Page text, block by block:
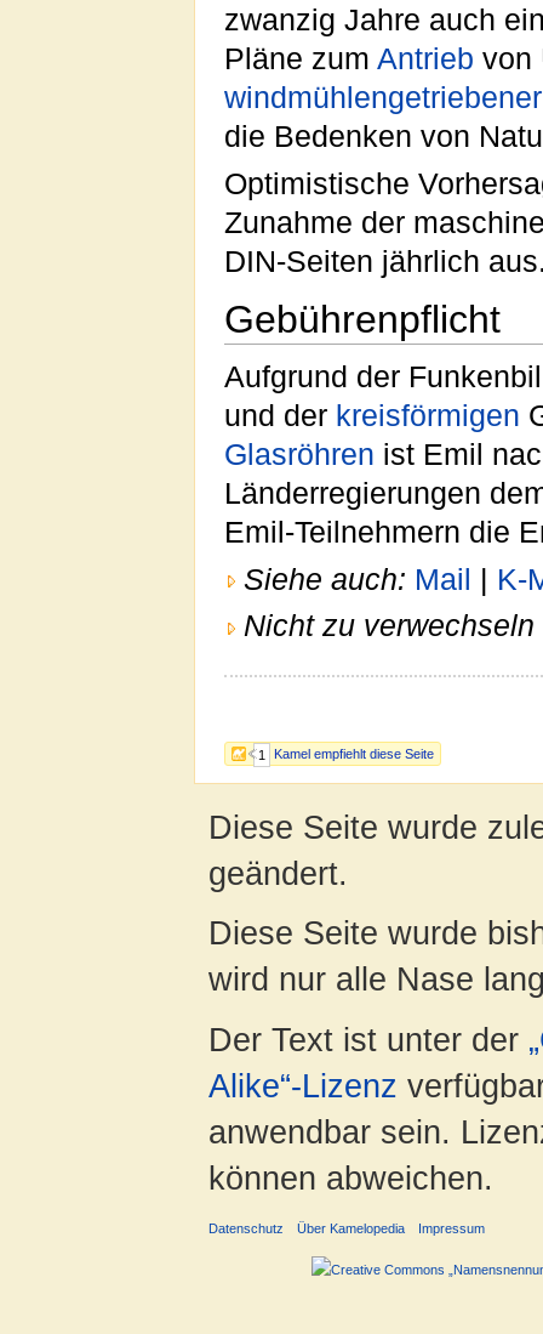
1 Kamel empfiehlt diese Seite
zwanzig Jahre auch
Pläne zum Antrieb von
windmühlengetriebener
die Bedenken von
Optimistische
Zunahme der
DIN-Seiten jährlich
Gebührenpflicht
Aufgrund der
und der kreisförmigen
Glasröhren ist Emil
Länderregierungen
Emil-Teilnehmern die
Siehe auch: Mail | K-
Nicht zu verwechseln
Diese Seite wurde
geändert.
Diese Seite wurde
wird nur alle Nase
Der Text ist unter der
Alike“-Lizenz
anwendbar sein.
können abweichen.
Datenschutz Über Kamelopedia Impressum